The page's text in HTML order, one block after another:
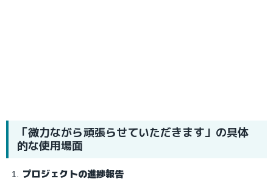
「微力ながら頑張らせていただきます」の具体
的な使用場面
プロジェクトの進捗報告